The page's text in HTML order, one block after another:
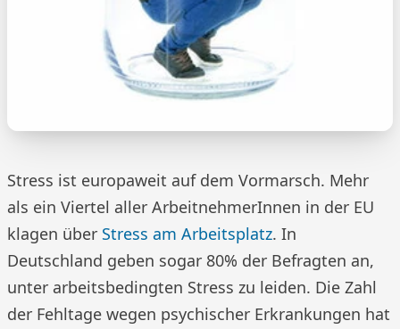
Stress ist europaweit auf dem Vormarsch. Mehr
als ein Viertel aller ArbeitnehmerInnen in der EU
klagen über Stress am Arbeitsplatz. In
Deutschland geben sogar 80% der Befragten an,
unter arbeitsbedingten Stress zu leiden. Die Zahl
der Fehltage wegen psychischer Erkrankungen hat